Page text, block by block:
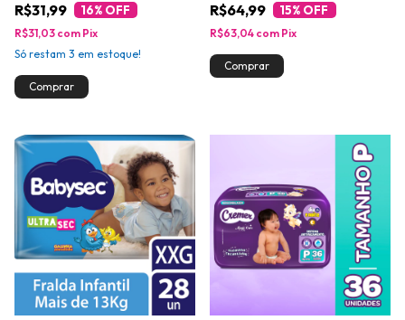
R$31,99 16% OFF
R$31,03 com Pix
Só restam 3 em estoque!
R$64,99 15% OFF
R$63,04 com Pix